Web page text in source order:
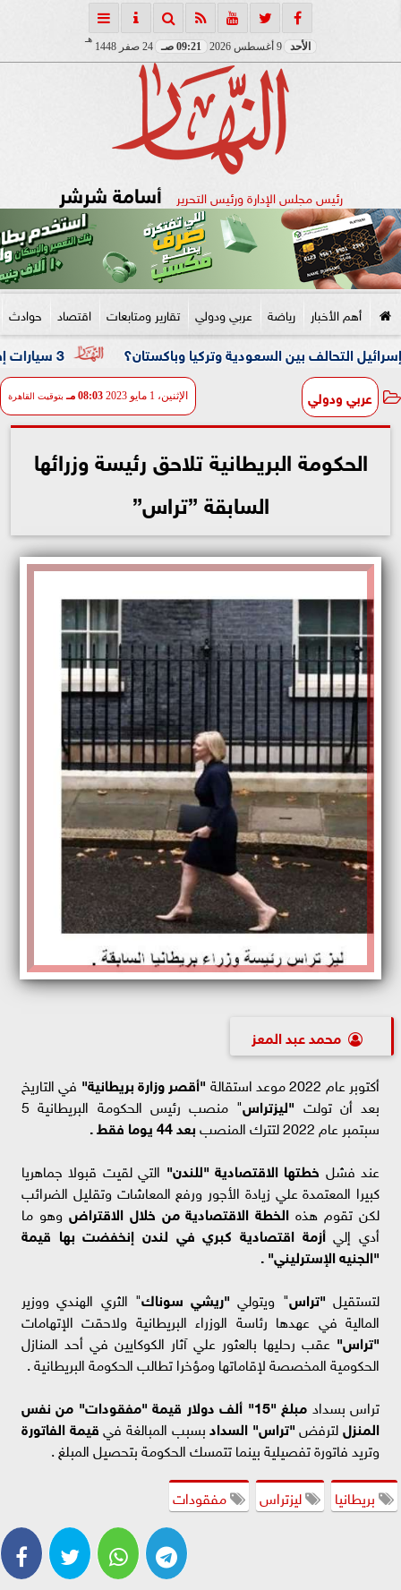
الأحد 09:21 صـ 24 صفر 1448
هـ
رئيس مجلس الإدارة ورئيس التحرير أسامة شرشر
أهم الأخبار رياضة عربي ودولي تقارير ومتابعات اقتصاد حوادث
3 سيارات إطفاء تحاصر النيران.. حريق داخل مصنع نسيج بشبرا الخيمة بين السعودية وتركيا وباكستان؟
عربي ودولي الإثنين، 1 مايو 2023 08:03 مـ بتوقيت القاهرة
الحكومة البريطانية تلاحق رئيسة وزرائها
السابقة ”تراس”
محمد عبد المعز
أكتوبر عام 2022 موعد استقالة "أقصر وزارة بريطانية" في التاريخ
بعد أن تولت "ليزتراس
" منصب رئيس الحكومة البريطانية 5
سبتمبر عام 2022 لتترك المنصب
بعد 44 يوما فقط .
عند فشل خطتها الاقتصادية "للندن" التي لقيت قبولا جماهريا
كبيرا المعتمدة علي زيادة الأجور ورفع المعاشات وتقليل الضرائب
لكن تقوم هذهالخطة الاقتصادية من خلال الاقتراض وهو ما
أدي إليأزمة اقتصادية كبري في لندن إنخفضت بها قيمة
"الجنيه الإسترليني" .
لتستقيل "تراس" ويتولي "ريشي سوناك" الثري الهندي ووزير
المالية في عهدها رئاسة الوزراء البريطانية ولاحقت الإتهامات
"تراس" عقب رحليها بالعثور علي آثار الكوكايين في أحد المنازل
الحكومية المخصصة لإقاماتها ومؤخرا تطالب الحكومة البريطانية .
تراس بسداد
مبلغ "15" ألف دولار قيمة "مفقودات" من نفس
المنزللترفض"تراس" السدادبسبب المبالغة فيقيمة الفاتورة
وتريد فاتورة تفصيلية بينما تتمسك الحكومة بتحصيل المبلغ .
بريطانيا
ليزتراس مفقودات